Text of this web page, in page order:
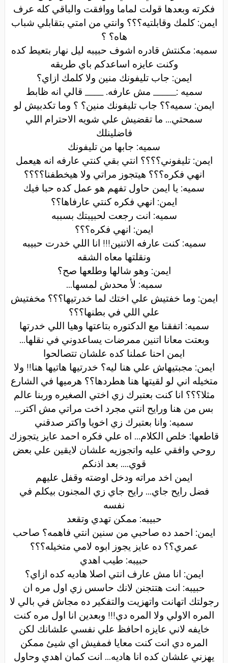
فكرته وبعدها قولت لماما ووافقت والباقي كله عرف
ايمن: كلمك وقابلتيه؟؟؟ وانتي من امتي بتقابلي شباب
هاه؟ ؟
سميه: مكنتش قادره اشوف حبيبه ليل نهار بتعيط كده
وكنت عايزه اساعدكم باي طريقه
ايمن: جاب تليفونك منين ولا كلمك ازاي؟
سميه :_____ مش عارفه. ____ قالي انه ظابط
ايمن: سميه؟؟ جاب تليفونك منين؟ ؟ وما تكدبيش لو
سمحتي... ما تقضيش علي شويه الاحترام اللي
فاضلينلك
سميه: جابها من تليفونك
ايمن: تليفوني؟؟؟؟ انتي بقي كنتي عارفه انه هيعمل
انهي فكره؟؟؟ هيتجوز مراتي ولا هيخطفنا؟؟؟؟
سميه: يا ايمن حاول تفهم هو عمل كده حبا فيك
ايمن: انهي فكره كنتي عارفاها؟؟
سميه: انت رجعت لحبيبتك بسببه
ايمن: انهي فكره؟؟؟
سميه: كنت عارفه الاتنين!!! انا اللي خدرت حبيبه
ونقلتها معاه الشقه
ايمن: وهو شالها وطلعها صح؟
سميه: لأ محدش لمسها...
ايمن: وما خفتيش علي اختك لما خدرتيها؟؟؟ مخفتيش
علي اللي في بطنها؟؟؟
سميه: اتفقنا مع الدكتوره بتاعتها وهيا اللي خدرتها
وبعتت معانا اتنين ممرضات يساعدوني في نقلها...
ايمن احنا عملنا كده علشان تتصالحوا
ايمن: مجبتيهاش علي هنا ليه؟ خدرتيها هاتيها هنا!! ولا
متخيله اني لو لقيتها هنا هطردها؟؟ هرميها في الشارع
مثلا؟؟؟ انا كنت بعتبرك زي اختي الصغيره وربنا عالم
بس من هنا ورايح انتي مجرد اخت مراتي مش اكتر ...
سميه: وانا بعتبرك زي اخويا واكتر صدقني
قاطعها: خلص الكلام... اه علي فكره احمد عايز يتجوزك
روحي وافقي عليه واتجوزيه علشان لايقين علي بعض
قوي.... بعد اذنكم
ايمن اخد مراته ودخل اوضته وقفل عليهم
فضل رايح جاي... رايح جاي زي المجنون بيكلم في
نفسه
حبيبه: ممكن تهدي وتقعد
ايمن: احمد ده صاحبي من سنين انتي فاهمه؟ صاحب
عمري؟؟ ده عايز يجوز ابوه لامي متخيله؟؟؟
حبيبه: طيب اهدي
ايمن: انا مش عارف انتي اصلا هاديه كده ازاي؟
حبيبه: انت هتتجنن لانك حاسس زي اول مره ان
رجولتك اتهانت واتهزيت والتفكير ده مجاش في بالي لا
المره الاولي ولا المره دي!!! وبعدين انا اول مره كنت
خايفه لاني عايزه احافظ علي نفسي علشانك لكن
المره دي انت كنت معايا فمفيش اي شيئ ممكن
يهزني علشان كده انا هاديه... انت كمان اهدي وحاول